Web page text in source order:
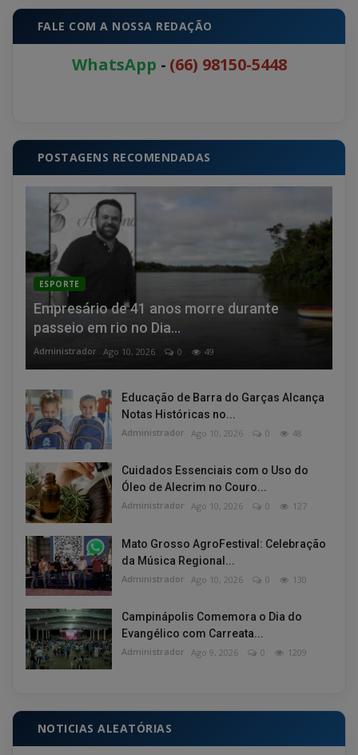
FALE COM A NOSSA REDAÇÃO
WhatsApp - (66) 98150-5448
POSTAGENS RECOMENDADAS
ESPORTE
Empresário de 41 anos morre durante
passeio em rio no Dia...
Administrador Ago 10, 2026 0 49
Educação de Barra do Garças Alcança
Notas Históricas no...
Administrador Ago 10, 2026 0 48
Cuidados Essenciais com o Uso do
Óleo de Alecrim no Couro...
Administrador Ago 10, 2026 0 127
Mato Grosso AgroFestival: Celebração
da Música Regional...
Administrador Ago 10, 2026 0 130
Campinápolis Comemora o Dia do
Evangélico com Carreata...
Administrador Ago 9, 2026 0 1209
NOTICIAS ALEATÓRIAS